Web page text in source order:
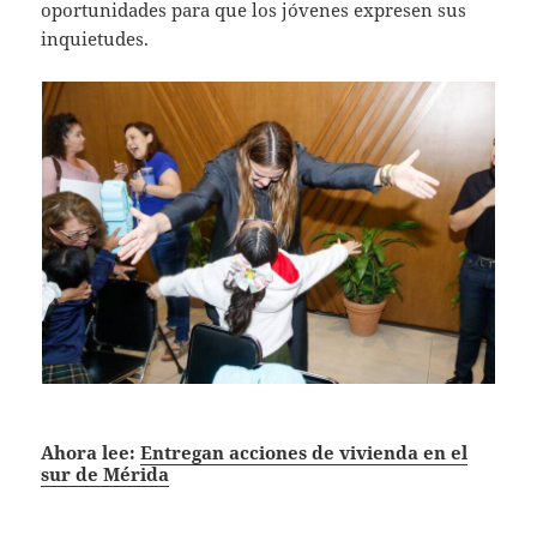
oportunidades para que los jóvenes expresen sus
inquietudes.
Ahora lee:Entregan acciones de vivienda en el
sur de Mérida